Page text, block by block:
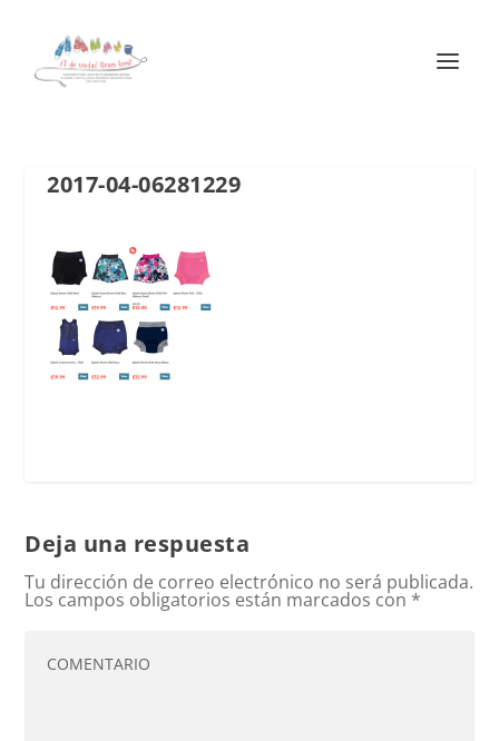
2017-04-06281229
Deja una respuesta
Tu dirección de correo electrónico no será publicada.
Los campos obligatorios están marcados con *